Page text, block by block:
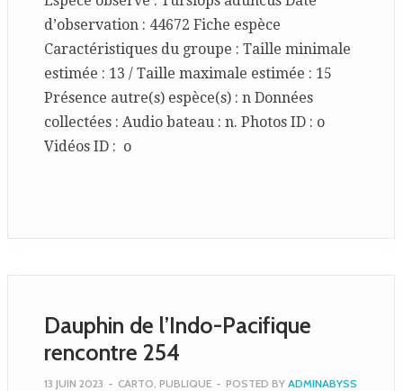
d’observation : 44672 Fiche espèce
Caractéristiques du groupe : Taille minimale
estimée : 13 / Taille maximale estimée : 15
Présence autre(s) espèce(s) : n Données
collectées : Audio bateau : n. Photos ID : o
Vidéos ID : o
Dauphin de l’Indo-Pacifique
rencontre 254
13 JUIN 2023 - CARTO, PUBLIQUE - POSTED BY ADMINABYSS